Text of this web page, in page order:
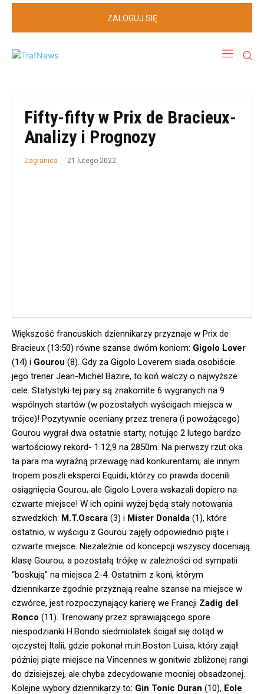
ZALOGUJ SIĘ
Fifty-fifty w Prix de Bracieux-
Analizy i Prognozy
Zagranica 21 lutego 2022
Większość francuskich dziennikarzy przyznaje w Prix de
Bracieux (13:50) równe szanse dwóm koniom: Gigolo Lover
(14) i Gourou (8). Gdy za Gigolo Loverem siada osobiście
jego trener Jean-Michel Bazire, to koń walczy o najwyższe
cele. Statystyki tej pary są znakomite 6 wygranych na 9
wspólnych startów (w pozostałych wyścigach miejsca w
trójce)! Pozytywnie oceniany przez trenera (i powożącego)
Gourou wygrał dwa ostatnie starty, notując 2 lutego bardzo
wartościowy rekord- 1.12,9 na 2850m. Na pierwszy rzut oka
ta para ma wyraźną przewagę nad konkurentami, ale innym
tropem poszli eksperci Equidii, którzy co prawda docenili
osiągnięcia Gourou, ale Gigolo Lovera wskazali dopiero na
czwarte miejsce! W ich opinii wyżej będą stały notowania
szwedzkich: M.T.Oscara (3) i Mister Donalda (1), które
ostatnio, w wyścigu z Gourou zajęły odpowiednio piąte i
czwarte miejsce. Niezależnie od koncepcji wszyscy doceniają
klasę Gourou, a pozostałą trójkę w zależności od sympatii
“boskują” na miejsca 2-4. Ostatnim z koni, którym
dziennikarze zgodnie przyznają realne szanse na miejsce w
czwórce, jest rozpoczynający karierę we Francji Zadig del
Ronco (11). Trenowany przez sprawiającego spore
niespodzianki H.Bondo siedmiolatek ścigał się dotąd w
ojczystej Italii, gdzie pokonał m.in.Boston Luisa, który zajął
później piąte miejsce na Vincennes w gonitwie zbliżonej rangi
do dzisiejszej, ale chyba zdecydowanie mocniej obsadzonej.
Kolejne wybory dziennikarzy to: Gin Tonic Duran (10), Eole